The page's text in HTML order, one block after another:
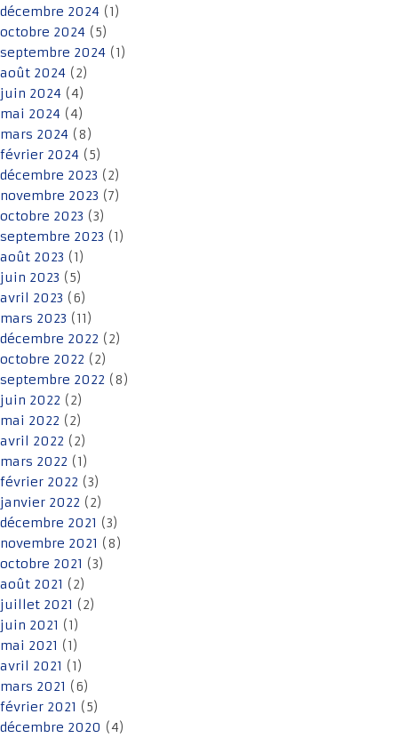
décembre 2024 (1)
octobre 2024 (5)
septembre 2024 (1)
août 2024 (2)
juin 2024 (4)
mai 2024 (4)
mars 2024 (8)
février 2024 (5)
décembre 2023 (2)
novembre 2023 (7)
octobre 2023 (3)
septembre 2023 (1)
août 2023 (1)
juin 2023 (5)
avril 2023 (6)
mars 2023 (11)
décembre 2022 (2)
octobre 2022 (2)
septembre 2022 (8)
juin 2022 (2)
mai 2022 (2)
avril 2022 (2)
mars 2022 (1)
février 2022 (3)
janvier 2022 (2)
décembre 2021 (3)
novembre 2021 (8)
octobre 2021 (3)
août 2021 (2)
juillet 2021 (2)
juin 2021 (1)
mai 2021 (1)
avril 2021 (1)
mars 2021 (6)
février 2021 (5)
décembre 2020 (4)